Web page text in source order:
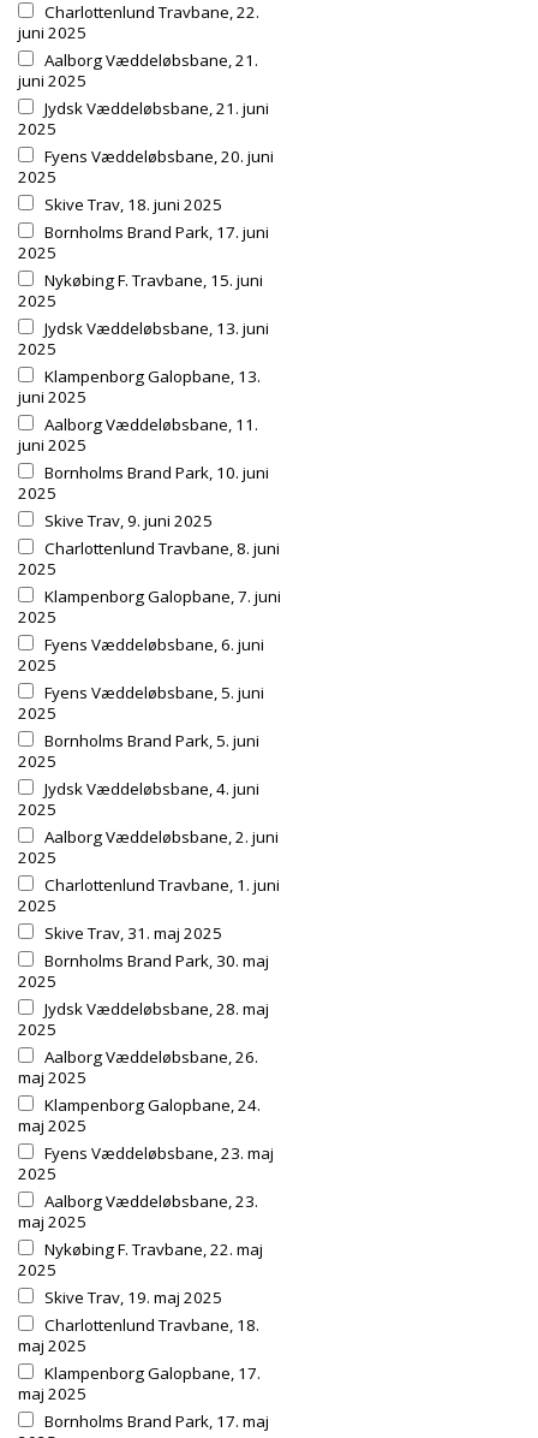
Charlottenlund Travbane, 22.
juni 2025
Aalborg Væddeløbsbane, 21.
juni 2025
Jydsk Væddeløbsbane, 21. juni
2025
Fyens Væddeløbsbane, 20. juni
2025
Skive Trav, 18. juni 2025
Bornholms Brand Park, 17. juni
2025
Nykøbing F. Travbane, 15. juni
2025
Jydsk Væddeløbsbane, 13. juni
2025
Klampenborg Galopbane, 13.
juni 2025
Aalborg Væddeløbsbane, 11.
juni 2025
Bornholms Brand Park, 10. juni
2025
Skive Trav, 9. juni 2025
Charlottenlund Travbane, 8. juni
2025
Klampenborg Galopbane, 7. juni
2025
Fyens Væddeløbsbane, 6. juni
2025
Fyens Væddeløbsbane, 5. juni
2025
Bornholms Brand Park, 5. juni
2025
Jydsk Væddeløbsbane, 4. juni
2025
Aalborg Væddeløbsbane, 2. juni
2025
Charlottenlund Travbane, 1. juni
2025
Skive Trav, 31. maj 2025
Bornholms Brand Park, 30. maj
2025
Jydsk Væddeløbsbane, 28. maj
2025
Aalborg Væddeløbsbane, 26.
maj 2025
Klampenborg Galopbane, 24.
maj 2025
Fyens Væddeløbsbane, 23. maj
2025
Aalborg Væddeløbsbane, 23.
maj 2025
Nykøbing F. Travbane, 22. maj
2025
Skive Trav, 19. maj 2025
Charlottenlund Travbane, 18.
maj 2025
Klampenborg Galopbane, 17.
maj 2025
Bornholms Brand Park, 17. maj